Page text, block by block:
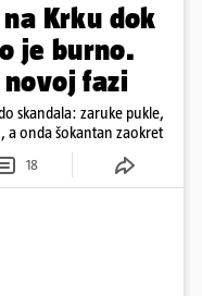
na Krku dok
je burno.
novoj fazi
skandala: zaruke pukle,
a onda šokantan zaokret
18